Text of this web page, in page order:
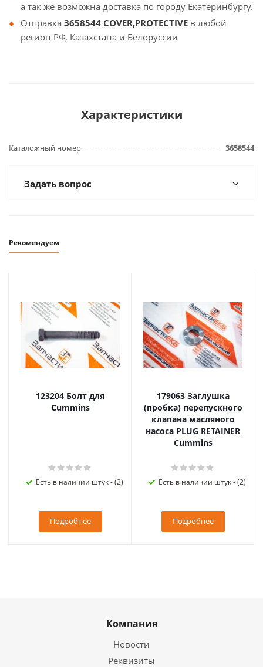
а так же возможна доставка по городу Екатеринбургу.
Отправка 3658544 COVER,PROTECTIVE в любой
регион РФ, Казахстана и Белоруссии
Характеристики
Каталожный номер 3658544
Задать вопрос
Рекомендуем
123204 Болт для
Cummins
Есть в наличии штук - (2)
Подробнее
179063 Заглушка
(пробка) перепускного
клапана масляного
насоса PLUG RETAINER
Cummins
Есть в наличии штук - (2)
Подробнее
Компания
Новости
Реквизиты